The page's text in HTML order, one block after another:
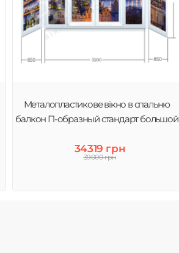
Металопластикове вікно в спальню
балкон П-образный стандарт большой
34319 грн
39000 грн